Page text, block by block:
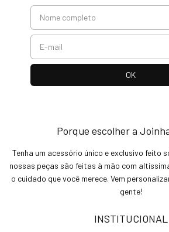
Porque escolher a
Tenha um acessório único e exclusivo feito
nossas peças são feitas à mão com
o cuidado que você merece. Vem
gente!
INSTITUCIONAL